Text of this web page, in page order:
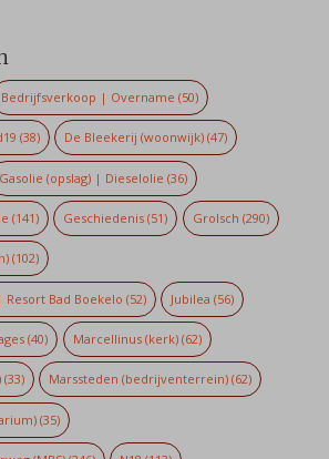
Bedrijfsverkoop | Overname (50)
(38) De Bleekerij (woonwijk) (47)
Gasolie (opslag) | Dieselolie (36)
(141) Geschiedenis (51) Grolsch (290)
(102)
Bad Boekelo (52) Jubilea (56)
(40) Marcellinus (kerk)(62)
(33) Marssteden (bedrijventerrein) (62)
(35)